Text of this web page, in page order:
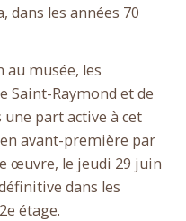
dans les années 70
au musée, les
Saint-Raymond et de
une part active à cet
avant-première par
œuvre, le jeudi 29 juin
dans les
étage.